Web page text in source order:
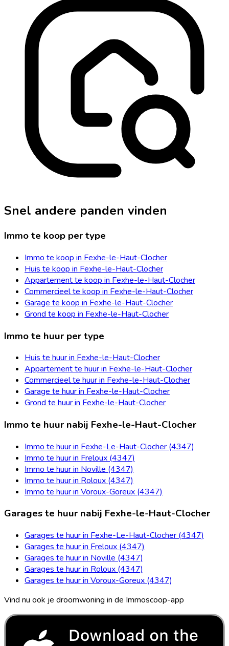
Snel andere panden vinden
Immo te koop per type
Immo te koop in Fexhe-le-Haut-Clocher
Huis te koop in Fexhe-le-Haut-Clocher
Appartement te koop in Fexhe-le-Haut-Clocher
Commercieel te koop in Fexhe-le-Haut-Clocher
Garage te koop in Fexhe-le-Haut-Clocher
Grond te koop in Fexhe-le-Haut-Clocher
Immo te huur per type
Huis te huur in Fexhe-le-Haut-Clocher
Appartement te huur in Fexhe-le-Haut-Clocher
Commercieel te huur in Fexhe-le-Haut-Clocher
Garage te huur in Fexhe-le-Haut-Clocher
Grond te huur in Fexhe-le-Haut-Clocher
Immo te huur nabij Fexhe-le-Haut-Clocher
Immo te huur in Fexhe-Le-Haut-Clocher (4347)
Immo te huur in Freloux (4347)
Immo te huur in Noville (4347)
Immo te huur in Roloux (4347)
Immo te huur in Voroux-Goreux (4347)
Garages te huur nabij Fexhe-le-Haut-Clocher
Garages te huur in Fexhe-Le-Haut-Clocher (4347)
Garages te huur in Freloux (4347)
Garages te huur in Noville (4347)
Garages te huur in Roloux (4347)
Garages te huur in Voroux-Goreux (4347)
Vind nu ook je droomwoning in de Immoscoop-app